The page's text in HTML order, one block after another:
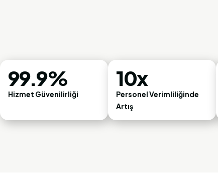
99.9%
Hizmet Güvenilirliği
10x
Personel Verimliliğinde
Artış